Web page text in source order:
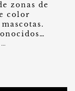
zonas de
color